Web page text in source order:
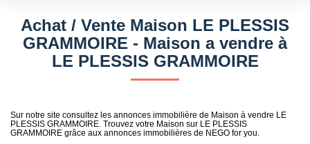
IMMOBILIER PRO
Sélectionnez...
Type de bien
Surface min
Achat / Vente Maison LE PLESSIS
GRAMMOIRE - Maison a vendre à
LE PLESSIS GRAMMOIRE
Sur notre site consultez les annonces immobilière de Maison à vendre LE
PLESSIS GRAMMOIRE. Trouvez votre Maison sur LE PLESSIS
GRAMMOIRE grâce aux annonces immobilières de NEGO for you.